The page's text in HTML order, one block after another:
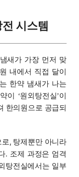
시스템
새가 가장 먼저 맞
내에서 직접 달이
한약 냄새가 나는
이 ‘원외탕전실’이
한의원으로 공급되
, 탕제뿐만 아니라
. 조제 과정은 엄격
탕전실에서는 일부